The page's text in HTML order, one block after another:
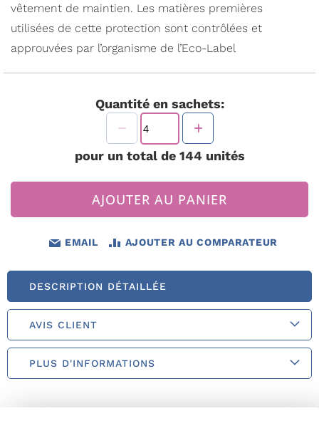
vêtement de maintien. Les matières premières
utilisées de cette protection sont contrôlées et
approuvées par l’organisme de l’Eco-Label
Quantité en sachets:
pour un total de 144unités
AJOUTER AU PANIER
EMAIL AJOUTER AU COMPARATEUR
DESCRIPTION DÉTAILLÉE
AVIS CLIENT
PLUS D'INFORMATIONS